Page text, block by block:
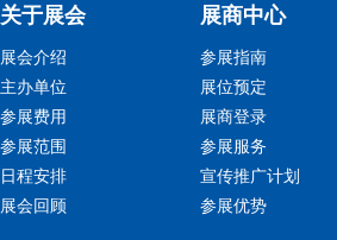
关于展会
展会介绍
主办单位
参展费用
参展范围
日程安排
展会回顾
展商中心
参展指南
展位预定
展商登录
参展服务
宣传推广计划
参展优势